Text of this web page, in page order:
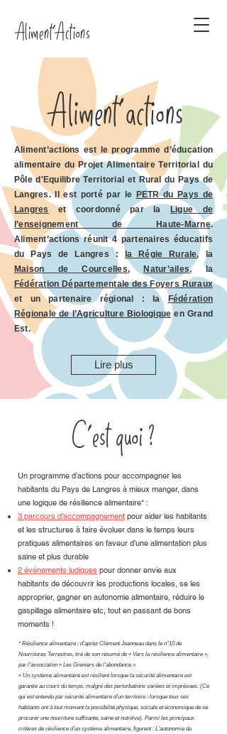
Aliment'Actions
Aliment'actions
Aliment’actions est le programme d’éducation
alimentaire du Projet Alimentaire Territorial du
Pôle d'Equilibre Territorial et Rural du Pays de
Langres. Il est porté par le PETR du Pays de
Langres
et coordonné par la
Ligue de
l’enseignement de Haute-Marne.
Aliment’actions réunit 4 partenaires éducatifs
du Pays de Langres : la Régie Rurale, la
Maison de Courcelles, Natur’ailes, la
Fédération Départementale des Foyers Ruraux
et un partenaire régional : la
Fédération
Régionale de l’Agriculture Biologiqueen Grand
Est.
Lire plus
C'est quoi ?
Un programme d’actions pour accompagner les
habitants du Pays de Langres à mieux manger, dans
une logique de résilience alimentaire* :
3 parcours d’accompagnement pour aider les habitants
et les structures à faire évoluer dans le temps leurs
pratiques alimentaires en faveur d’une alimentation plus
saine et plus durable
2 événements ludiques pour donner envie aux
habitants de découvrir les productions locales, se les
approprier, gagner en autonomie alimentaire, réduire le
gaspillage alimentaire etc, tout en passant de bons
moments !
* Résilience alimentaire : d’après Clément Jeanneau dans le n°10 de
Nourritures Terrestres, tiré de son résumé de « Vers la résilience alimentaire »,
par l’association « Les Greniers de l’abondance ».
« Un système alimentaire est résilient lorsque la sécurité alimentaire est
garantie au cours du temps, malgré des perturbations variées et imprévues. (Ce
qui est entendu par sécurité alimentaire d’un territoire : lorsque tous ses
habitants ont à tout moment la possibilité physique, sociale et économique de se
procurer une nourriture suffisante, saine et nutritive). Parmi les principaux
critères de résilience d’un système alimentaire, figurent : L’autonomie du